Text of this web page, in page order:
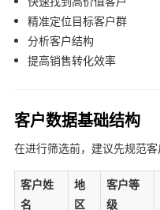
精准定位目标客户群
分析客户结构
提高销售转化效率
客户数据基础结构
在进行筛选前，建议先规范客
客户姓
名
地
区
客户等
级